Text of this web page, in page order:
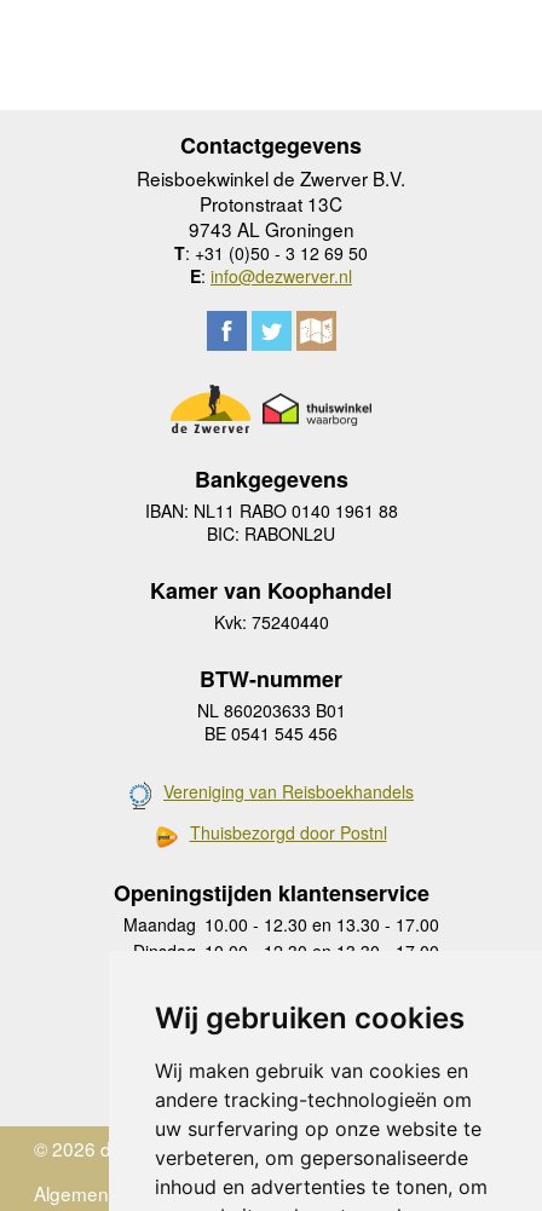
Wij gebruiken cookies
Wij maken gebruik van cookies en
andere tracking-technologieën om
uw surfervaring op onze website te
verbeteren, om gepersonaliseerde
inhoud en advertenties te tonen, om
Contactgegevens
Reisboekwinkel de Zwerver B.V.
Protonstraat 13C
9743 AL Groningen
T: +31 (0)50 - 3 12 69 50
E: info@dezwerver.nl
Bankgegevens
IBAN: NL11 RABO 0140 1961 88
BIC: RABONL2U
Kamer van Koophandel
Kvk: 75240440
BTW-nummer
NL 860203633 B01
BE 0541 545 456
Vereniging van Reisboekhandels
Thuisbezorgd door Postnl
Openingstijden klantenservice
Maandag 10.00 - 12.30 en 13.30 - 17.00
Dinsdag 10.00 - 12.30 en 13.30 - 17.00
Donderdag
10.00 - 12.30 en 13.30 - 17.00
Vrijdag 10.00 - 12.30 en 13.30 - 17.00
Zaterdag
gesloten
Zondag gesloten
© 2026 de Zwerver
Algemene Voorwaarden